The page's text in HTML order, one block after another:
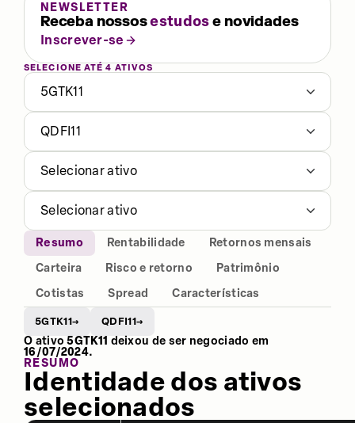
NEWSLETTER
Receba nossosestudose novidades
Inscrever-se
SELECIONE ATÉ 4 ATIVOS
5GTK11
QDFI11
Selecionar ativo
Selecionar ativo
Resumo Rentabilidade
Retornos mensais
Carteira
Risco e retorno
Patrimônio
Cotistas
Spread Características
5GTK11→ QDFI11→
O ativo5GTK11 deixou de ser negociado em
16/07/2024.
RESUMO
Identidade dos ativos
selecionados